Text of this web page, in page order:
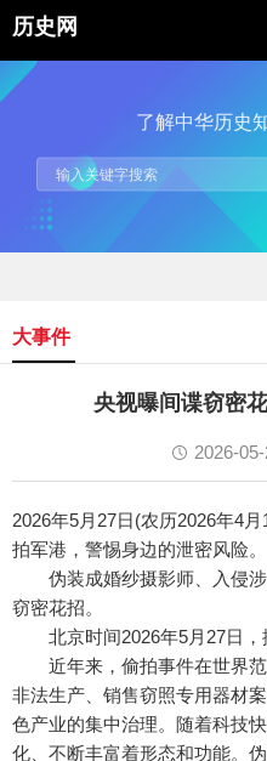
历史网
了解中华历史
大事件
央视曝间谍窃密
2026-
2026年5月27日(农历2026年4
拍军港，警惕身边的泄密风险。
伪装成婚纱摄影师、入侵涉
窃密花招。
北京时间2026年5月27日，
近年来，偷拍事件在世界范
非法生产、销售窃照专用器材
色产业的集中治理。随着科技
化、不断丰富着形态和功能。伪